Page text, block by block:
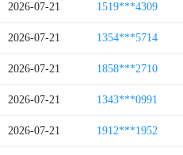
2026-07-21 1519***4309
2026-07-21 1354***5714
2026-07-21 1858***2710
2026-07-21 1343***0991
2026-07-21 1912***1952